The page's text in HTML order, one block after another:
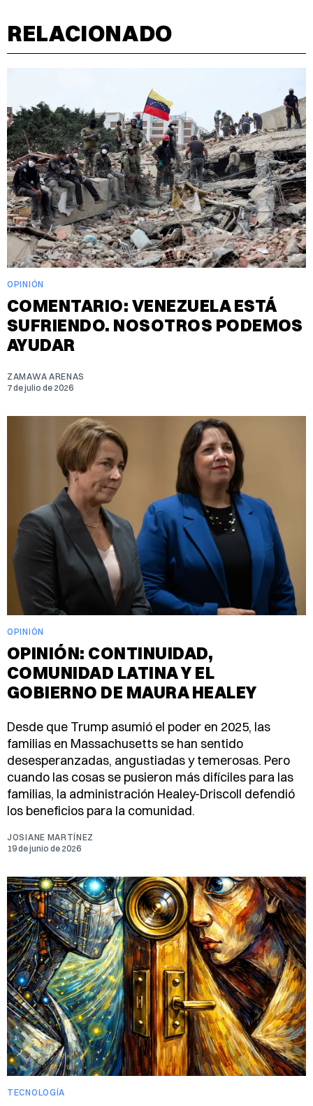
RELACIONADO
OPINIÓN
COMENTARIO: VENEZUELA ESTÁ
SUFRIENDO. NOSOTROS PODEMOS
AYUDAR
ZAMAWA ARENAS
7 de julio de 2026
OPINIÓN
OPINIÓN: CONTINUIDAD,
COMUNIDAD LATINA Y EL
GOBIERNO DE MAURA HEALEY
Desde que Trump asumió el poder en 2025, las
familias en Massachusetts se han sentido
desesperanzadas, angustiadas y temerosas. Pero
cuando las cosas se pusieron más difíciles para las
familias, la administración Healey-Driscoll defendió
los beneficios para la comunidad.
JOSIANE MARTÍNEZ
19 de junio de 2026
TECNOLOGÍA